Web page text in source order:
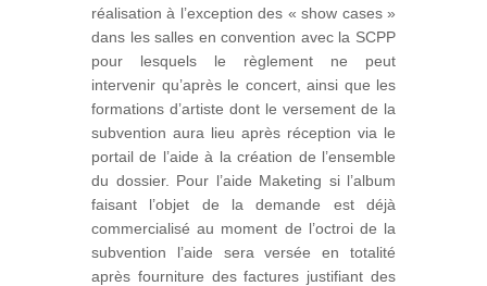
réalisation à l’exception des « show cases »
dans les salles en convention avec la SCPP
pour lesquels le règlement ne peut
intervenir qu’après le concert, ainsi que les
formations d’artiste dont le versement de la
subvention aura lieu après réception via le
portail de l’aide à la création de l’ensemble
du dossier. Pour l’aide Maketing si l’album
faisant l’objet de la demande est déjà
commercialisé au moment de l’octroi de la
subvention l’aide sera versée en totalité
après fourniture des factures justifiant des